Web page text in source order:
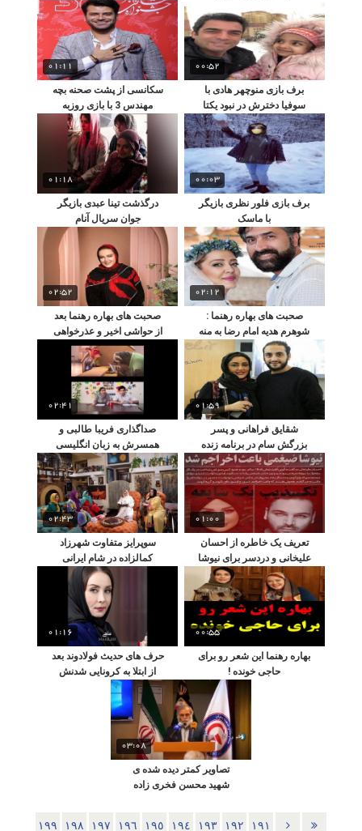
00:52
برف بازی منوچهر هادی با
سوفیا دخترش در نبود یکتا
ناصر
01:11
سکانسی از پشت صحنه بچه
مهندس 3 با بازی روزبه
حصاری
00:03
برف بازی فلور نظری بازیگر
با ماسک
01:18
درگذشت تینا عبدی بازیگر
جوان سریال آنام
02:12
صحبت های بهاره رهنما :
شوهرم هدیه امام رضا به منه
02:52
صحبت های بهاره رهنما بعد
از حواشی اخیر و عذرخواهی
دوباره !
01:59
شقایق فراهانی و پسر
بزرگش سام در برنامه زنده
رضا رشیدپور
02:41
صداگذاری فریبا طالبی و
همسرش به زبان انگلیسی
برای فیلم کارتونی
01:00
تعریف یک خاطره از احسان
علیخانی و دردسر برای نیوشا
ضیغمی
02:43
سوپرایز متفاوت شهرزاد
کمالزاده در شام ایرانی
00:55
بهاره رهنما این شعر رو برای
حاجی خونده !
01:16
حرف های حدیث فولادوند بعد
از ابتلا به کرونایی شدنش
03:08
تصاویر کمتر دیده شده ی
شهید محسن فخری زاده
١٩١ ١٩٢ ١٩٣ ١٩٤ ١٩٥ ١٩٦ ١٩٧ ١٩٨ ١٩٩